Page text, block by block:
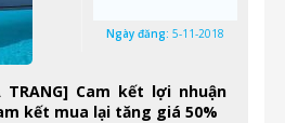
TRANG] Cam kết lợi nhuận
kết mua lại tăng giá 50%
Ngày đăng: 5-11-2018